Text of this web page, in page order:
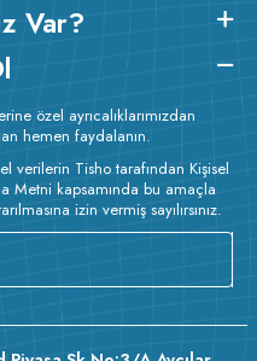
Var?
özel ayrıcalıklarımızdan
hemen faydalanın.
verilerin Tisho tarafından Kişisel
Metni kapsamında bu amaçla
izin vermiş sayılırsınız.